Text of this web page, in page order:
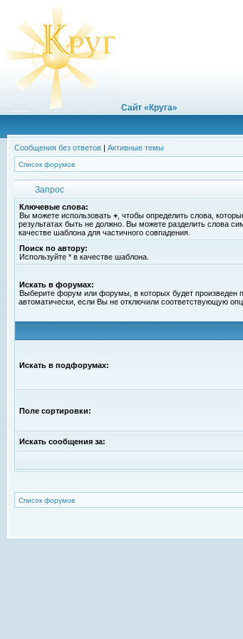
Сайт «Круга»
Сообщения без ответов | Активные темы
Список форумов
Запрос
Ключевые слова:
Вы можете использовать + , чтобы определить слова,
результатах быть не должно. Вы можете разделить слова
качестве шаблона для частичного совпадения.
Поиск по автору:
Используйте * в качестве шаблона.
Искать в форумах:
Выберите форум или форумы, в которых будет произведен
автоматически, если Вы не отключили соответствующую
Искать в подфорумах:
Поле сортировки:
Искать сообщения за:
Список форумов